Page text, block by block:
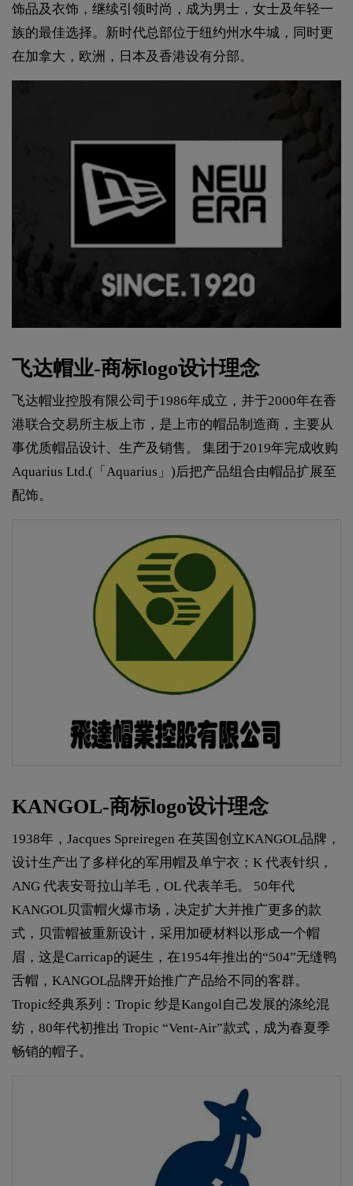
饰品及衣饰，继续引领时尚，成为男士，女士及年轻一
族的最佳选择。新时代总部位于纽约州水牛城，同时更
在加拿大，欧洲，日本及香港设有分部。
飞达帽业-商标logo设计理念
飞达帽业控股有限公司于1986年成立，并于2000年在香
港联合交易所主板上市，是上市的帽品制造商，主要从
事优质帽品设计、生产及销售。 集团于2019年完成收购
Aquarius Ltd.(「Aquarius」)后把产品组合由帽品扩展至
配饰。
KANGOL-商标logo设计理念
1938年，Jacques Spreiregen 在英国创立KANGOL品牌，
设计生产出了多样化的军用帽及单宁衣；K 代表针织，
ANG 代表安哥拉山羊毛，OL 代表羊毛。 50年代
KANGOL贝雷帽火爆市场，决定扩大并推广更多的款
式，贝雷帽被重新设计，采用加硬材料以形成一个帽
眉，这是Carricap的诞生，在1954年推出的“504”无缝鸭
舌帽，KANGOL品牌开始推广产品给不同的客群。
Tropic经典系列：Tropic 纱是Kangol自己发展的涤纶混
纺，80年代初推出 Tropic “Vent-Air”款式，成为春夏季
畅销的帽子。